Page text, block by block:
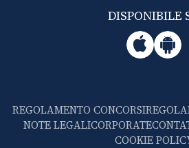
DISPONIBILE
REGOLAMENTO CONCORSI
NOTE LEGALICORPORATE
COOKIE